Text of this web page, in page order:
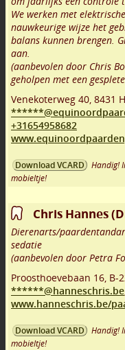
We werken met
nauwkeurige wijze het
balans kunnen brengen.
aan.
(aanbevolen door Chris
geholpen met een
Venekoterweg 40 8431
+31654958682
Download VCARD
Handig!
mobieltje!
Chris Hannes
Dierenarts/
sedatie
(aanbevolen door Petra
Proosthoevebaan 16 B-
******@hanneschris.be
www.hanneschris.be/
Download VCARD
Handig!
mobieltje!